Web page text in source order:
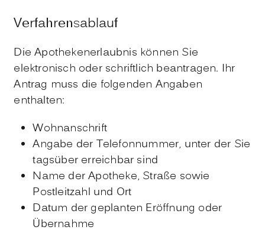
Verfahrensablauf
Die Apothekenerlaubnis können Sie
elektronisch oder schriftlich beantragen. Ihr
Antrag muss die folgenden Angaben
enthalten:
Wohnanschrift
Angabe der Telefonnummer, unter der Sie
tagsüber erreichbar sind
Name der Apotheke, Straße sowie
Postleitzahl und Ort
Datum der geplanten Eröffnung oder
Übernahme